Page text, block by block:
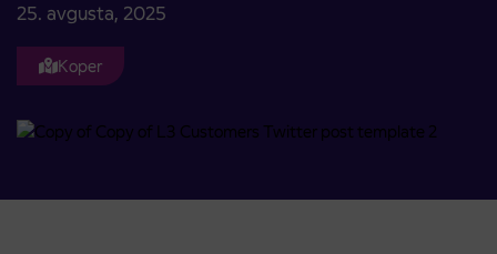
25. avgusta, 2025
Koper